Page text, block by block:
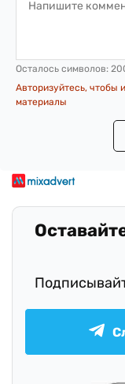
Осталось символов:
Авторизуйтесь, чтобы
материалы